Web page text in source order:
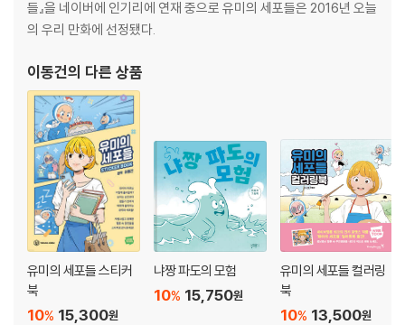
·499·쉘 위 댄스 2 …214
·500·쉘 위 댄스 3 …224
·502··-····----·-·-·--··- …248
·503·유미의 세포들 1 …258
·504·유미의 세포들 2 …268
·505·유미의 세포들 3 …278
·506·새이 …288
·507·괴도 바비 …298
·508·순록 …308
·509·김유미 dream …318
·510·엔딩 …328
·511·후기 …338
·단행본 특별 외전·
들』을 네이버에 인기리에 연재 중으로 유미의 세포들은 2016년 오늘
의 우리 만화에 선정됐다.
이동건의 다른 상품
유미의 세포들 스티커
북
15,300원
10%
냐짱 파도의 모험
15,750원
10%
유미의 세포들 컬러링
북
13,500원
10%